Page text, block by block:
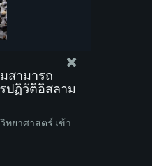
สามารถ
ปฏิวัติอิสลาม
ทยาศาสตร์ เข้า